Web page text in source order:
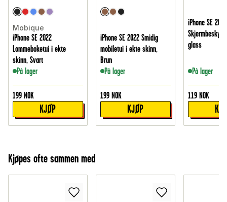
Mobique
iPhone SE 2022
Lommeboketui i ekte
skinn, Svart
På lager
199 NOK
KJØP
iPhone SE 2022 Smidig
mobiletui i ekte skinn,
Brun
På lager
199 NOK
KJØP
iPhone SE 2022
glass
På lager
119 NOK
Kjøpes ofte sammen med